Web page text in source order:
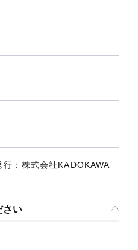
：株式会社KADOKAWA
さい